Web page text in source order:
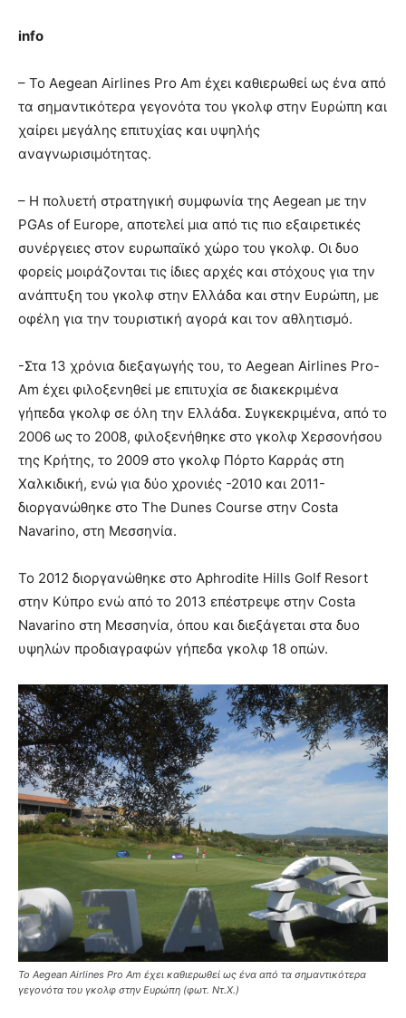
info
– Το Aegean Airlines Pro Am έχει καθιερωθεί ως ένα από
τα σημαντικότερα γεγονότα του γκολφ στην Ευρώπη και
χαίρει μεγάλης επιτυχίας και υψηλής
αναγνωρισιμότητας.
– Η πολυετή στρατηγική συμφωνία της Aegean με την
PGAs of Europe, αποτελεί μια από τις πιο εξαιρετικές
συνέργειες στον ευρωπαϊκό χώρο του γκολφ. Οι δυο
φορείς μοιράζονται τις ίδιες αρχές και στόχους για την
ανάπτυξη του γκολφ στην Ελλάδα και στην Ευρώπη, με
οφέλη για την τουριστική αγορά και τον αθλητισμό.
-Στα 13 χρόνια διεξαγωγής του, το Aegean Airlines Pro-
Am έχει φιλοξενηθεί µε επιτυχία σε διακεκριμένα
γήπεδα γκολφ σε όλη την Ελλάδα. Συγκεκριμένα, από το
2006 ως το 2008, φιλοξενήθηκε στo γκολφ Χερσονήσου
της Κρήτης, το 2009 στο γκολφ Πόρτο Καρράς στη
Χαλκιδική, ενώ για δύο χρονιές -2010 και 2011-
διοργανώθηκε στο The Dunes Course στην Costa
Navarino, στη Μεσσηνία.
Το 2012 διοργανώθηκε στο Aphrodite Hills Golf Resort
στην Κύπρο ενώ από το 2013 επέστρεψε στην Costa
Navarino στη Μεσσηνία, όπου και διεξάγεται στα δυο
υψηλών προδιαγραφών γήπεδα γκολφ 18 οπών.
Το Aegean Airlines Pro Am έχει καθιερωθεί ως ένα από τα σημαντικότερα
γεγονότα του γκολφ στην Ευρώπη (φωτ. Ντ.Χ.)